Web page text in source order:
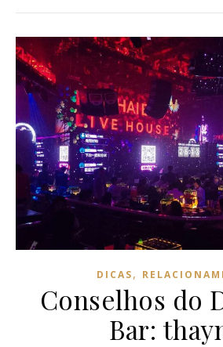
DICAS,
Conselhos do
Bar: